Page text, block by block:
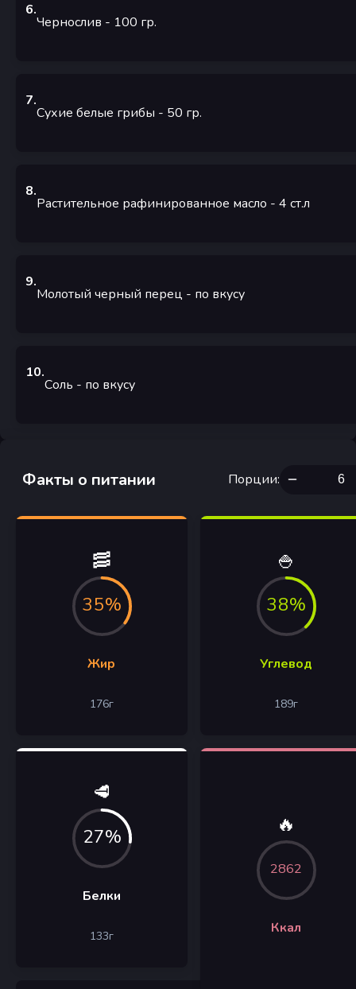
6.
Чернослив - 100 гр.
7.
Сухие белые грибы - 50 гр.
8.
Растительное рафинированное масло - 4 ст.л
9.
Молотый черный перец - по вкусу
10.
Соль - по вкусу
Факты о питании Порции:
🥓
35%
Жир
176г
🍚
38%
Углевод
189г
🥩
27%
Белки
133г
🔥
2862
Ккал